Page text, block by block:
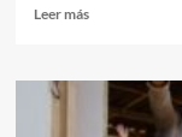
Leer másLeer
Audi
México
muestra